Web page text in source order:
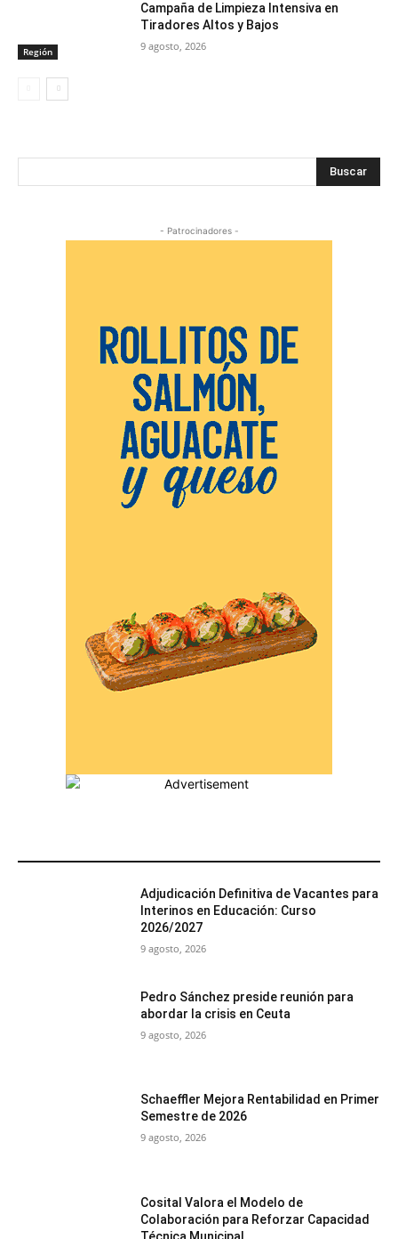
Región
Campaña de Limpieza Intensiva en
Tiradores Altos y Bajos
9 agosto, 2026
Buscar
- Patrocinadores -
Adjudicación Definitiva de Vacantes para
Interinos en Educación: Curso
2026/2027
9 agosto, 2026
Pedro Sánchez preside reunión para
abordar la crisis en Ceuta
9 agosto, 2026
Schaeffler Mejora Rentabilidad en Primer
Semestre de 2026
9 agosto, 2026
Cosital Valora el Modelo de
Colaboración para Reforzar Capacidad